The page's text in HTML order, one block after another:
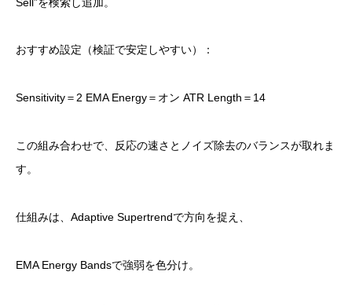
おすすめ設定（検証で安定しやすい）：
Sensitivity＝2 EMA Energy＝オン ATR Length＝14
この組み合わせで、反応の速さとノイズ除去のバランスが取れま
す。
仕組みは、Adaptive Supertrendで方向を捉え、
EMA Energy Bandsで強弱を色分け。